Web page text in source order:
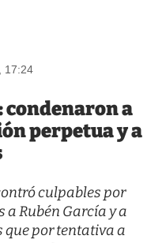
17:24
condenaron a
perpetua y a
culpables por
a Rubén García y a
por tentativa a